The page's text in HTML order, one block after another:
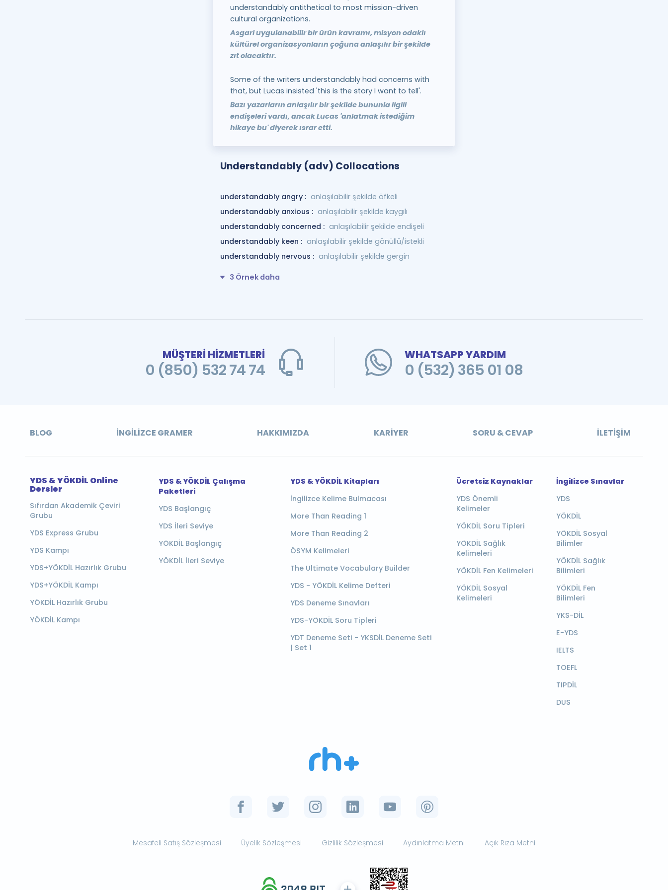
understandably antithetical to most mission-driven
cultural organizations.
Asgari uygulanabilir bir ürün kavramı, misyon odaklı
kültürel organizasyonların çoğuna anlaşılır bir şekilde
zıt olacaktır.
Some of the writers understandably had concerns with
that, but Lucas insisted 'this is the story I want to tell'.
Bazı yazarların anlaşılır bir şekilde bununla ilgili
endişeleri vardı, ancak Lucas 'anlatmak istediğim
hikaye bu' diyerek ısrar etti.
Understandably (adv) Collocations
understandably angry : anlaşılabilir şekilde öfkeli
understandably anxious : anlaşılabilir şekilde kaygılı
understandably concerned : anlaşılabilir şekilde endişeli
understandably keen : anlaşılabilir şekilde gönüllü/istekli
understandably nervous : anlaşılabilir şekilde gergin
3 Örnek daha
MÜŞTERİ HİZMETLERİ
0 (850) 532 74 74
WHATSAPP YARDIM
0 (532) 365 01 08
BLOG İNGILIZCE GRAMER HAKKIMIZDA KARIYER SORU & CEVAP İLETIŞIM
YDS & YÖKDİL Online
Dersler
Sıfırdan Akademik Çeviri
Grubu
YDS Express Grubu
YDS Kampı
YDS+YÖKDİL Hazırlık Grubu
YDS+YÖKDİL Kampı
YÖKDİL Hazırlık Grubu
YÖKDİL Kampı
YDS & YÖKDİL Çalışma
Paketleri
YDS Başlangıç
YDS İleri Seviye
YÖKDİL Başlangıç
YÖKDİL İleri Seviye
YDS & YÖKDİL Kitapları
İngilizce Kelime Bulmacası
More Than Reading 1
More Than Reading 2
ÖSYM Kelimeleri
The Ultimate Vocabulary Builder
YDS - YÖKDİL Kelime Defteri
YDS Deneme Sınavları
YDS-YÖKDİL Soru Tipleri
YDT Deneme Seti - YKSDİL Deneme Seti
| Set 1
Ücretsiz Kaynaklar
YDS Önemli
Kelimeler
YÖKDİL Soru Tipleri
YÖKDİL Sağlık
Kelimeleri
YÖKDİL Fen Kelimeleri
YÖKDİL Sosyal
Kelimeleri
İngilizce Sınavlar
YDS
YÖKDİL
YÖKDİL Sosyal
Bilimler
YÖKDİL Sağlık
Bilimleri
YÖKDİL Fen
Bilimleri
YKS-DİL
E-YDS
IELTS
TOEFL
TIPDİL
DUS
Mesafeli Satış Sözleşmesi Üyelik Sözleşmesi Gizlilik Sözleşmesi Aydınlatma Metni Açık Rıza Metni